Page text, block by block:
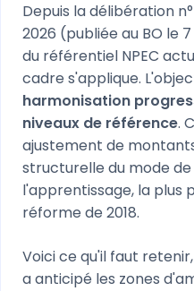
Depuis la délibération
2026 (publiée au BO le
du référentiel NPEC
cadre s'applique.
harmonisation
niveaux de référence.
ajustement de
structurelle du mode
l'apprentissage, la plus
réforme de 2018.
Voici ce qu'il faut
a anticipé les zones